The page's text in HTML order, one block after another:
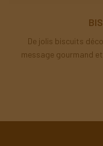
De jolis biscuits
message gourmand